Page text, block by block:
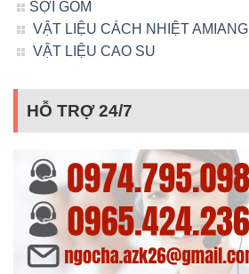
SỢI GỐM
VẬT LIỆU CÁCH NHIỆT AMIANG
VẬT LIỆU CAO SU
HỖ TRỢ 24/7